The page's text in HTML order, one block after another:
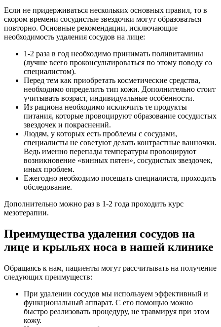
Если не придерживаться нескольких основных правил, то в
скором времени сосудистые звездочки могут образоваться
повторно. Основные рекомендации, исключающие
необходимость удаления сосудов на лице:
1-2 раза в год необходимо принимать поливитамины
(лучше всего проконсультироваться по этому поводу со
специалистом).
Перед тем как приобретать косметические средства,
необходимо определить тип кожи. Дополнительно стоит
учитывать возраст, индивидуальные особенности.
Из рациона необходимо исключить те продукты
питания, которые провоцируют образование сосудистых
звездочек и покраснений.
Людям, у которых есть проблемы с сосудами,
специалисты не советуют делать контрастные ванночки.
Ведь именно перепады температуры провоцируют
возникновение «винных пятен», сосудистых звездочек,
иных проблем.
Ежегодно необходимо посещать специалиста, проходить
обследование.
Дополнительно можно раз в 1-2 года проходить курс
мезотерапии.
Преимущества удаления сосудов на
лице и крыльях носа в нашей клинике
Обращаясь к нам, пациенты могут рассчитывать на получение
следующих преимуществ:
При удалении сосудов мы используем эффективный и
функциональный аппарат. С его помощью можно
быстро реализовать процедуру, не травмируя при этом
кожу.